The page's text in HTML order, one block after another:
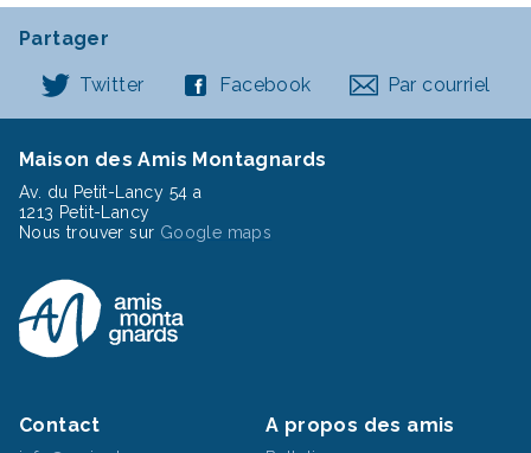
Partager
Twitter Facebook Par courriel
Maison des Amis Montagnards
Av. du Petit-Lancy 54 a
1213 Petit-Lancy
Nous trouver sur Google maps
Contact A propos des amis